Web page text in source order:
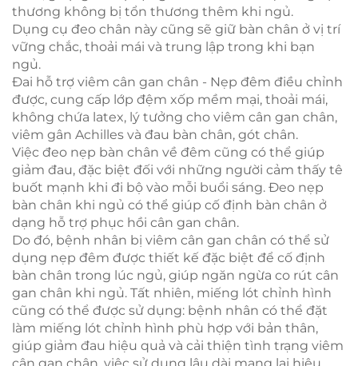
thương không bị tổn thương thêm khi ngủ.
Dụng cụ đeo chân này cũng sẽ giữ bàn chân ở vị trí
vững chắc, thoải mái và trung lập trong khi bạn
ngủ.
Đai hỗ trợ viêm cân gan chân - Nẹp đêm điều chỉnh
được, cung cấp lớp đệm xốp mềm mại, thoải mái,
không chứa latex, lý tưởng cho viêm cân gan chân,
viêm gân Achilles và đau bàn chân, gót chân.
Việc đeo nẹp bàn chân về đêm cũng có thể giúp
giảm đau, đặc biệt đối với những người cảm thấy tê
buốt mạnh khi đi bộ vào mỗi buổi sáng. Đeo nẹp
bàn chân khi ngủ có thể giúp cố định bàn chân ở
dạng hỗ trợ phục hồi cân gan chân.
Do đó, bệnh nhân bị viêm cân gan chân có thể sử
dụng nẹp đêm được thiết kế đặc biệt để cố định
bàn chân trong lúc ngủ, giúp ngăn ngừa co rút cân
gan chân khi ngủ. Tất nhiên, miếng lót chỉnh hình
cũng có thể được sử dụng: bệnh nhân có thể đặt
làm miếng lót chỉnh hình phù hợp với bản thân,
giúp giảm đau hiệu quả và cải thiện tình trạng viêm